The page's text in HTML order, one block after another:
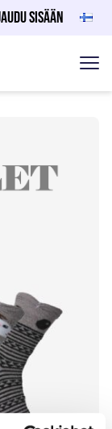
sisään